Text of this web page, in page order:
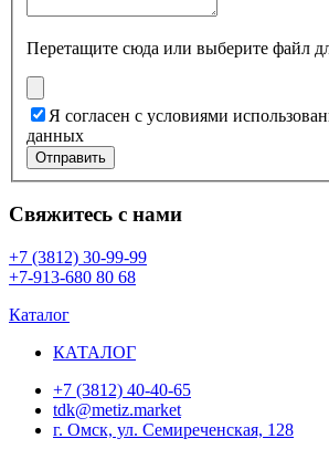
Перетащите сюда или выберите файл
Я согласен с условиями
данных
Отправить
Свяжитесь с нами
+7 (3812) 30-99-99
+7-913-680 80 68
Каталог
КАТАЛОГ
+7 (3812) 40-40-65
tdk@metiz.market
г. Омск, ул. Семиреченская, 128